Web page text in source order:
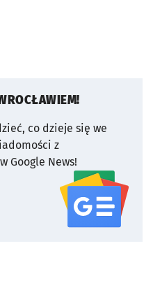
co dzieje się we
z
Google News!
serwisu